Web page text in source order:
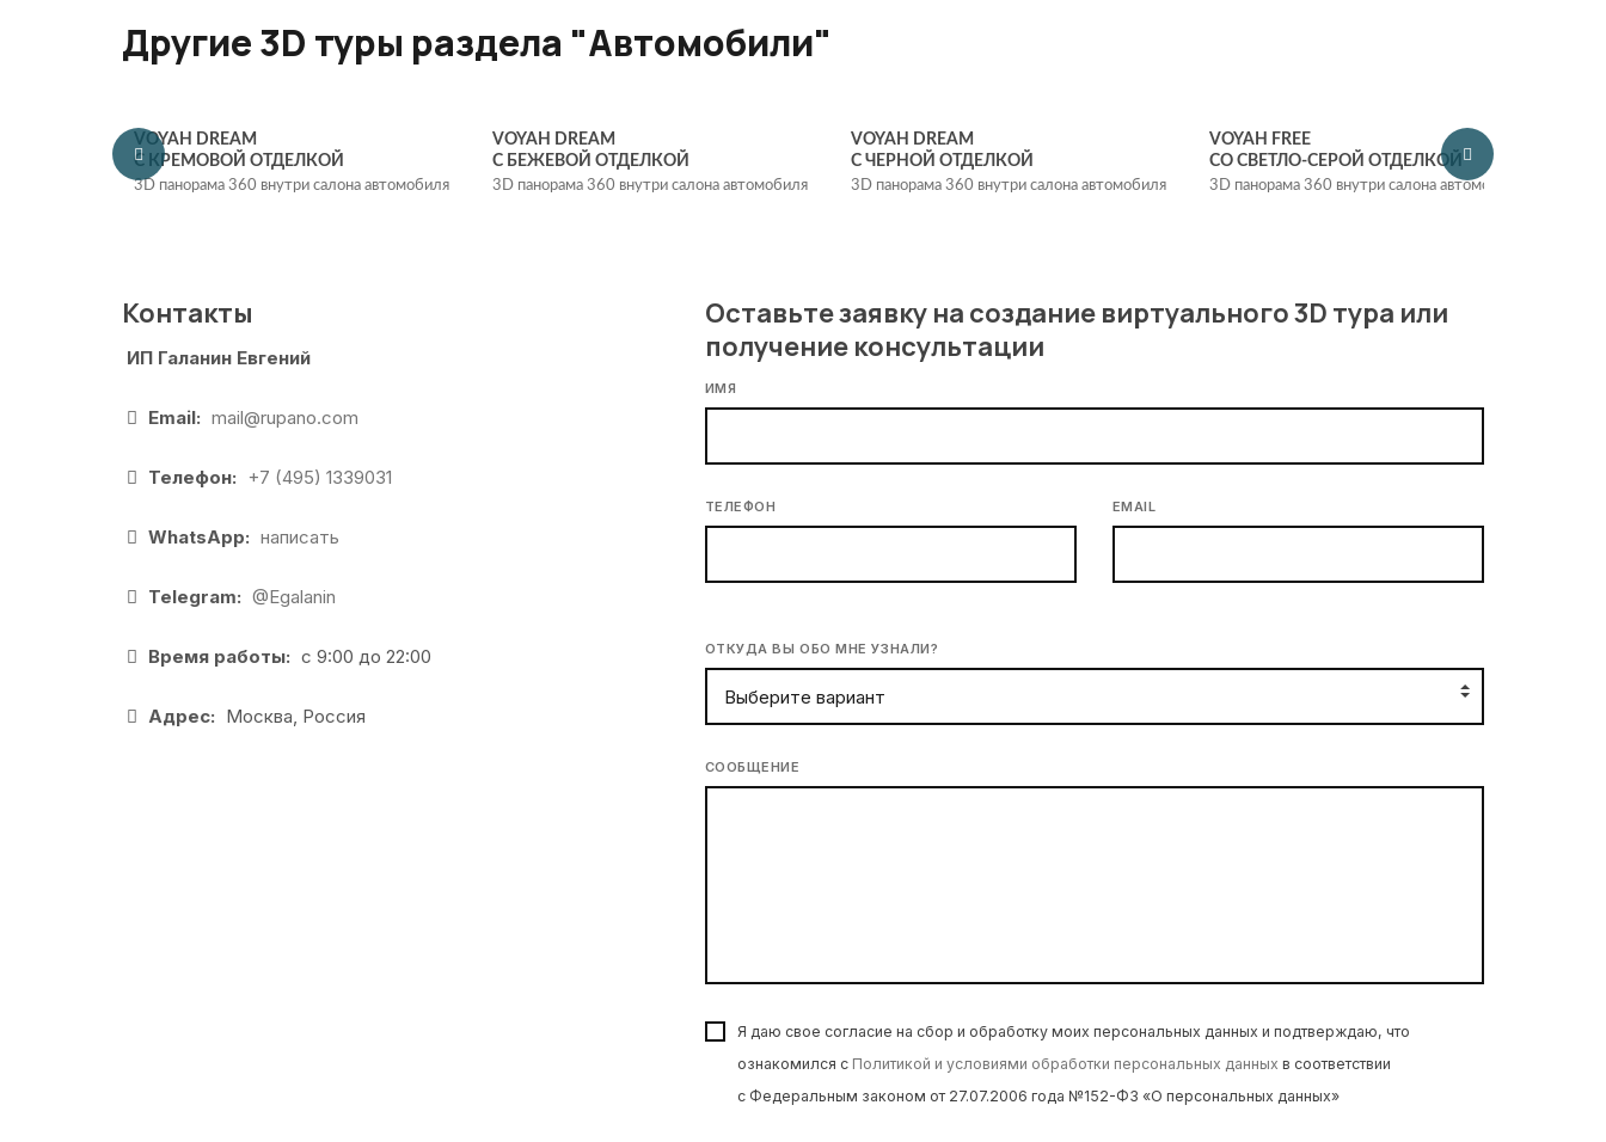
Другие 3D туры раздела "Автомобили"
VOYAH DREAM
С КРЕМОВОЙ ОТДЕЛКОЙ
3D панорама 360 внутри салона автомобиля
VOYAH DREAM
С БЕЖЕВОЙ ОТДЕЛКОЙ
3D панорама 360 внутри салона автомобиля
VOYAH DREAM
С ЧЕРНОЙ ОТДЕЛКОЙ
3D панорама 360 внутри салона автомобиля
VOYAH FREE
СО СВЕТЛО-СЕРОЙ ОТДЕЛКОЙ
3D панорама 360 внутри салона автомобиля
Контакты
ИП Галанин Евгений
Email: mail@rupano.com
Телефон: +7 (495) 1339031
WhatsApp: написать
Telegram: @Egalanin
Время работы: с 9:00 до 22:00
Адрес: Москва, Россия
Оставьте заявку на создание виртуального 3D тура или
получение консультации
ИМЯ
ТЕЛЕФОН EMAIL
ОТКУДА ВЫ ОБО МНЕ УЗНАЛИ?
СООБЩЕНИЕ
Я даю свое согласие на сбор и обработку моих персональных данных и подтверждаю, что
ознакомился с Политикой и условиями обработки персональных данных в соответствии
с Федеральным законом от 27.07.2006 года №152-ФЗ «О персональных данных»